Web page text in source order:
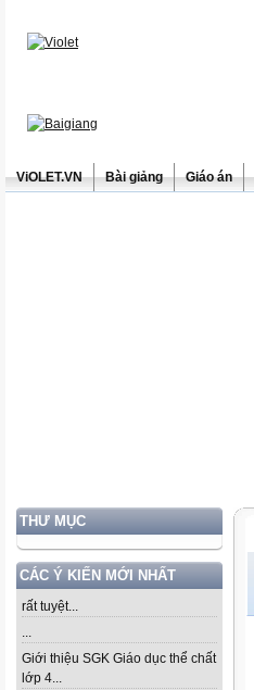
ViOLET.VN Bài giảng Giáo án
THƯ MỤC
CÁC Ý KIẾN MỚI NHẤT
rất tuyệt...
...
Giới thiệu SGK Giáo dục thể chất
lớp 4...